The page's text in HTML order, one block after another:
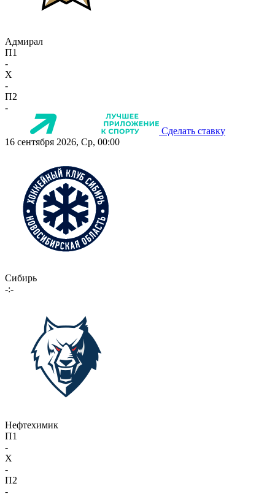
Адмирал
П1
-
X
-
П2
-
Сделать ставку
16 сентября 2026, Ср, 00:00
Сибирь
-:-
Нефтехимик
П1
-
X
-
П2
-